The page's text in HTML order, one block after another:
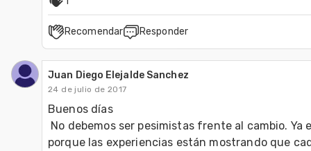
Recomendar Responder
Juan Diego Elejalde Sanchez
24 de julio de 2017
Buenos días
porque las experiencias están mostrando que